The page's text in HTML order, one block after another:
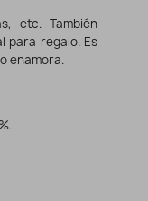
etc. También
para regalo. Es
enamora.